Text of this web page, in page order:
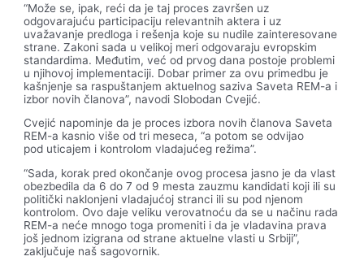
“Može se, ipak, reći da je taj proces završen uz
odgovarajuću participaciju relevantnih aktera i uz
uvažavanje predloga i rešenja koje su nudile zainteresovane
strane. Zakoni sada u velikoj meri odgovaraju evropskim
standardima. Međutim, već od prvog dana postoje problemi
u njihovoj implementaciji. Dobar primer za ovu primedbu je
kašnjenje sa raspuštanjem aktuelnog saziva Saveta REM-a i
izbor novih članova”, navodi Slobodan Cvejić.
Cvejić napominje da je proces izbora novih članova Saveta
REM-a kasnio više od tri meseca, “a potom se odvijao
pod uticajem i kontrolom vladajućeg režima”.
“Sada, korak pred okončanje ovog procesa jasno je da vlast
obezbedila da 6 do 7 od 9 mesta zauzmu kandidati koji ili su
politički naklonjeni vladajućoj stranci ili su pod njenom
kontrolom. Ovo daje veliku verovatnoću da se u načinu rada
REM-a neće mnogo toga promeniti i da je vladavina prava
još jednom izigrana od strane aktuelne vlasti u Srbiji”,
zaključuje naš sagovornik.